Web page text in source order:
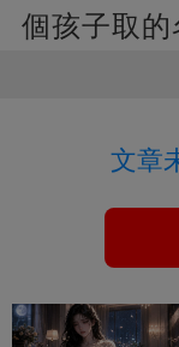
個孩子取的
文章